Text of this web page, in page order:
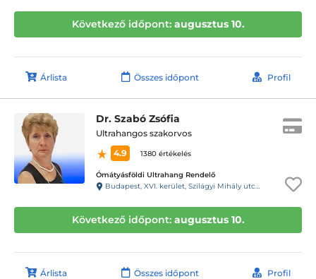
Következő időpont: augusztus 10.
Árlista Összes időpont Profil
Dr. Szabó Zsófia
Ultrahangos szakorvos
4.9
1380 értékelés
Ómátyásföldi Ultrahang Rendelő
Budapest, XVI. kerület, Szilágyi Mihály utca 5.
Következő időpont: augusztus 10.
Árlista Összes időpont Profil